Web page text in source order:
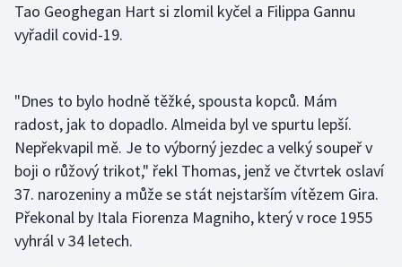
Lyže a snowboard
Motorsport
Olympijské hry
Parasport
Plavání
Tao Geoghegan Hart si zlomil kyčel a Filippa Gannu
vyřadil covid-19.
"Dnes to bylo hodně těžké, spousta kopců. Mám
radost, jak to dopadlo. Almeida byl ve spurtu lepší.
Nepřekvapil mě. Je to výborný jezdec a velký soupeř v
boji o růžový trikot," řekl Thomas, jenž ve čtvrtek oslaví
37. narozeniny a může se stát nejstarším vítězem Gira.
Překonal by Itala Fiorenza Magniho, který v roce 1955
vyhrál v 34 letech.